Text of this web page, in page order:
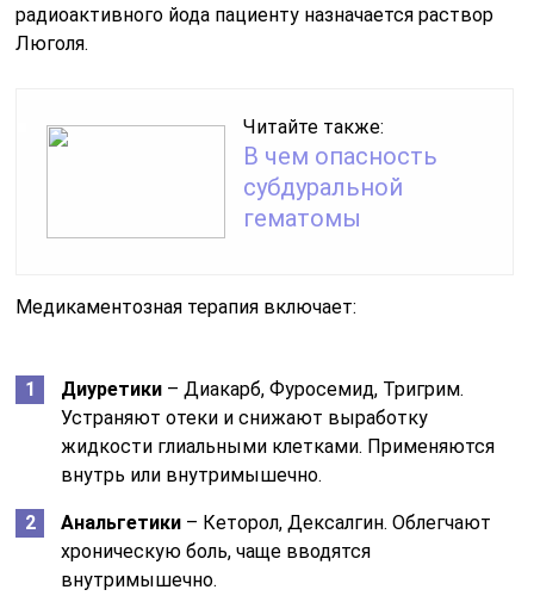
радиоактивного йода пациенту назначается раствор
Люголя.
Читайте также:
В чем опасность
субдуральной
гематомы
Медикаментозная терапия включает:
Диуретики – Диакарб, Фуросемид, Тригрим.
Устраняют отеки и снижают выработку
жидкости глиальными клетками. Применяются
внутрь или внутримышечно.
Анальгетики – Кеторол, Дексалгин. Облегчают
хроническую боль, чаще вводятся
внутримышечно.